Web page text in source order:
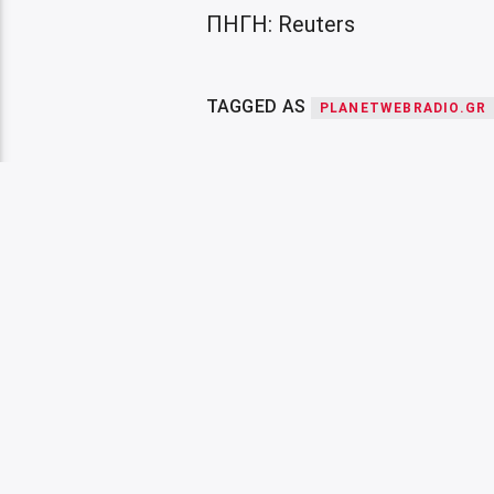
ΠΗΓΗ: Reuters
TAGGED AS PLANETWEBRADIO.GR